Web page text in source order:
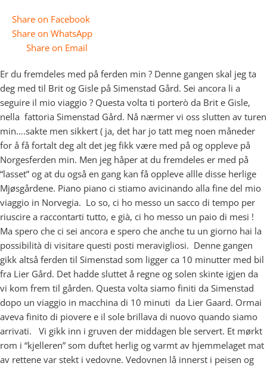
Share on Facebook
Share on WhatsApp
Share on Email
Er du fremdeles med på ferden min ? Denne gangen skal jeg ta
deg med til Brit og Gisle på Simenstad Gård. Sei ancora li a
seguire il mio viaggio ? Questa volta ti porterò da Brit e Gisle,
nella fattoria Simenstad Gård. Nå nærmer vi oss slutten av turen
min….sakte men sikkert ( ja, det har jo tatt meg noen måneder
for å få fortalt deg alt det jeg fikk være med på og oppleve på
Norgesferden min. Men jeg håper at du fremdeles er med på
“lasset” og at du også en gang kan få oppleve allle disse herlige
Mjøsgårdene. Piano piano ci stiamo avicinando alla fine del mio
viaggio in Norvegia. Lo so, ci ho messo un sacco di tempo per
riuscire a raccontarti tutto, e già, ci ho messo un paio di mesi !
Ma spero che ci sei ancora e spero che anche tu un giorno hai la
possibilità di visitare questi posti meravigliosi. Denne gangen
gikk altså ferden til Simenstad som ligger ca 10 minutter med bil
fra Lier Gård. Det hadde sluttet å regne og solen skinte igjen da
vi kom frem til gården. Questa volta siamo finiti da Simenstad
dopo un viaggio in macchina di 10 minuti da Lier Gaard. Ormai
aveva finito di piovere e il sole brillava di nuovo quando siamo
arrivati. Vi gikk inn i gruven der middagen ble servert. Et mørkt
rom i “kjelleren” som duftet herlig og varmt av hjemmelaget mat
av rettene var stekt i vedovne. Vedovnen lå innerst i peisen og